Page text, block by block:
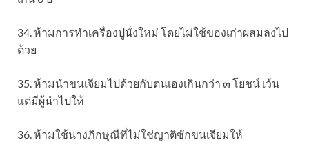
34. ห้ามการทำเครื่องปูนั่งใหม่ โดยไม่ใช้ของเก่าผสมลงไป
ด้วย
35. ห้ามนำขนเจียมไปด้วยกับตนเองเกินกว่า ๓ โยชน์ เว้น
แต่มีผู้นำไปให้
36. ห้ามใช้นางภิกษุณีที่ไม่ใช่ญาติซักขนเจียมให้